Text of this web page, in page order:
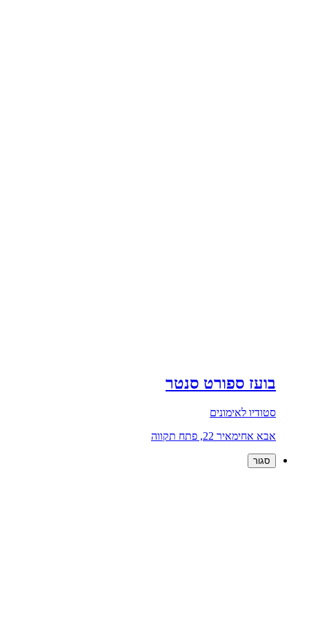
בועז ספורט סנטר
סטודיו לאימונים
אבא אחימאיר 22, פתח תקווה
סגור